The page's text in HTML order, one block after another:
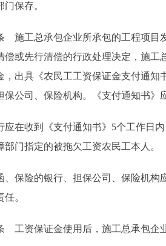
保存。
工总承包企业所承包的工程项目发
偿或先行清偿的行政处理决定，施
，出具《农民工工资保证金支付通
保公司、保险机构。《支付通知书》
收到《支付通知书》5个工作日内
部门指定的被拖欠工资农民工本人。
险的银行、担保公司、保险机构
。
资保证金使用后，施工总承包企业